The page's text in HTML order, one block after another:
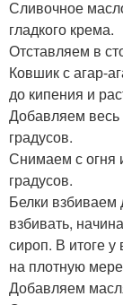
Сливочное
гладкого крема.
Отставляем в
Ковшик с агар-
до кипения и
Добавляем
градусов.
Снимаем с огня
градусов.
Белки
взбивать,
сироп. В итоге
на плотную
Добавляем